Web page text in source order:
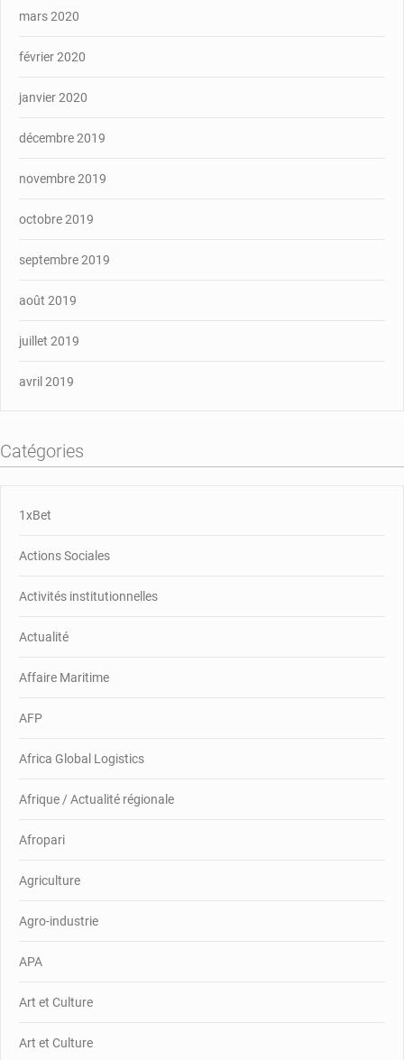
mars 2020
février 2020
janvier 2020
décembre 2019
novembre 2019
octobre 2019
septembre 2019
août 2019
juillet 2019
avril 2019
Catégories
1xBet
Actions Sociales
Activités institutionnelles
Actualité
Affaire Maritime
AFP
Africa Global Logistics
Afrique / Actualité régionale
Afropari
Agriculture
Agro-industrie
APA
Art et Culture
Art et Culture